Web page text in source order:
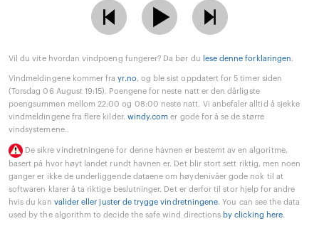
Vil du vite hvordan vindpoeng fungerer? Da bør du lese denne forklaringen.
Vindmeldingene kommer frayr.no, og ble sist oppdatert for 5 timer siden
(Torsdag 06 August 19:15). Poengene for neste natt er den dårligste
poengsummen mellom 22:00 og 08:00 neste natt. Vi anbefaler alltid å sjekke
vindmeldingene fra flere kilder. windy.com er gode for å se de større
vindsystemene..
De sikre vindretningene for denne havnen er bestemt av en algoritme,
basert på hvor høyt landet rundt havnen er. Det blir stort sett riktig, men noen
ganger er ikke de underliggende dataene om høydenivåer gode nok til at
softwaren klarer å ta riktige beslutninger. Det er derfor til stor hjelp for andre
hvis du kan valider eller juster de trygge vindretningene. You can see the data
used by the algorithm to decide the safe wind directions by clicking here.